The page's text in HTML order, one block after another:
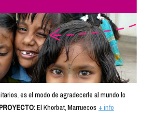
es el modo de agradecerle al mundo lo
El Khorbat, Marruecos + info